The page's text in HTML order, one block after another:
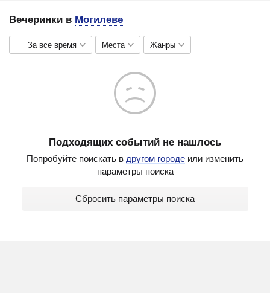
Вечеринки в Могилеве
За все время Места Жанры
Подходящих событий не нашлось
Попробуйте поискать в другом городе или изменить
параметры поиска
Сбросить параметры поиска